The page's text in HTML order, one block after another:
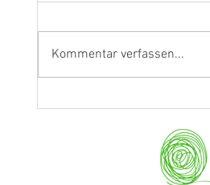
Kommentar verfassen...